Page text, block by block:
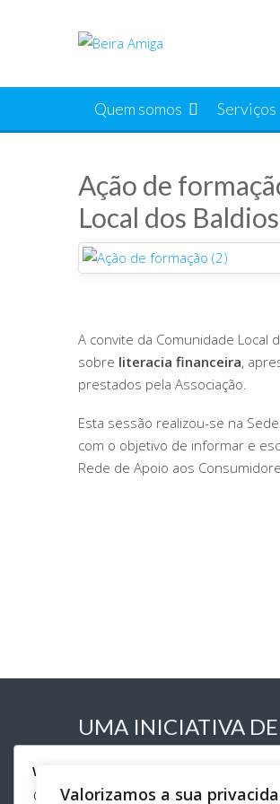
Valorizamos a sua
Quem somos Serviços
Ação de
Local dos
A convite da Comunidade Local
sobre literacia financeira,
prestados pela Associação.
Esta sessão realizou-se na
com o objetivo de informar e
Rede de Apoio aos
UMA INICIATIVA
We respect your privacy
Cookies help us improve your